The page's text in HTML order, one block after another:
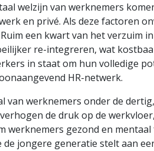
welzijn van werknemers
en privé. Als deze factoren
een kwart van het verzuim
re-integreren, wat
in staat om hun volledige
HR-netwerk.
van werknemers onder de
de druk op de
werknemers gezond en
de jongere generatie stelt aan